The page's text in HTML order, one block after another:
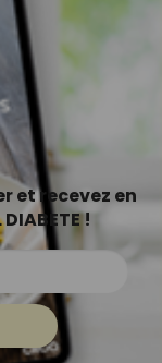
et recevez en
!